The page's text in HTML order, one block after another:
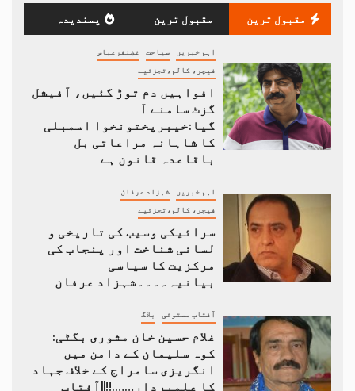
مقبول ترین مقبول ترین پسندیدہ
اہم خبریں سیاحت غضنفرعباس
فیچر، کالم،تجزئیے
افواہیں دم توڑ گئیں، آفیشل
گزٹ سامنے آ
گیا:خیبرپختونخوا اسمبلی
کا شاہانہ مراعاتی بل
باقاعدہ قانون ہے
اہم خبریں شہزاد عرفان
فیچر، کالم،تجزئیے
سرائیکی وسیب کی تاریخی و
لسانی شناخت اور پنجاب کی
مرکزیت کا سیاسی
بیانیہ۔۔۔۔شہزاد عرفان
آفتاب مستوئی بلاگ
غلام حسین خان مشوری بگٹی:
کوہ سلیمان کے دامن میں
انگریزی سامراج کے خلاف جہاد
کا علمبردار…….!!||آفتاب